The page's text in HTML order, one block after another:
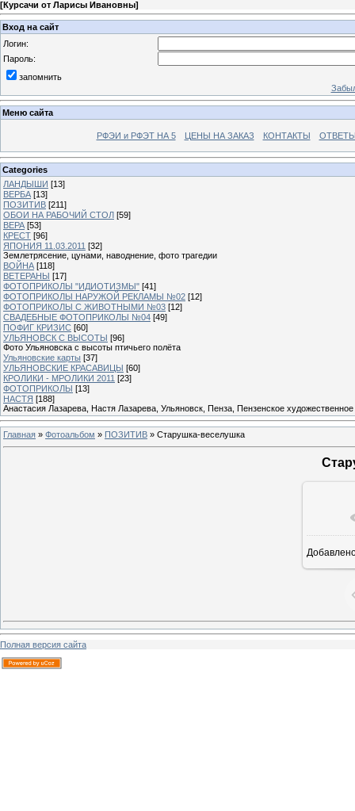
[Курсачи от Ларисы Ивановны]
Вход на сайт
Логин:
Пароль:
запомнить
Меню сайта
РФЭИ и РФЭТ НА 5 ЦЕНЫ НА ЗАКАЗ КОНТАКТЫ
Categories
ЛАНДЫШИ [13]
ВЕРБА [13]
ПОЗИТИВ [211]
ОБОИ НА РАБОЧИЙ СТОЛ [59]
ВЕРА [53]
КРЕСТ [96]
ЯПОНИЯ 11.03.2011 [32]
Землетрясение, цунами, наводнение, фото трагедии
ВОЙНА [118]
ВЕТЕРАНЫ [17]
ФОТОПРИКОЛЫ "ИДИОТИЗМЫ" [41]
ФОТОПРИКОЛЫ НАРУЖОЙ РЕКЛАМЫ №02 [12]
ФОТОПРИКОЛЫ С ЖИВОТНЫМИ №03 [12]
СВАДЕБНЫЕ ФОТОПРИКОЛЫ №04 [49]
ПОФИГ КРИЗИС [60]
УЛЬЯНОВСК С ВЫСОТЫ [96]
Фото Ульяновска с высоты птичьего полёта
Ульяновские карты [37]
УЛЬЯНОВСКИЕ КРАСАВИЦЫ [60]
КРОЛИКИ - МРОЛИКИ 2011 [23]
ФОТОПРИКОЛЫ [13]
НАСТЯ [188]
Анастасия Лазарева, Настя Лазарева, Ульяновск, Пенза, Пензенское
Главная » Фотоальбом » ПОЗИТИВ » Старушка-веселушка
Полная версия сайта